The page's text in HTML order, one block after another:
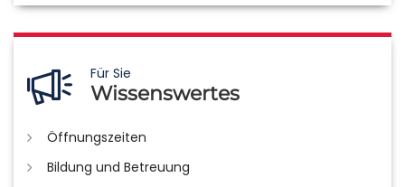
Für Sie
Wissenswertes
Öffnungszeiten
Bildung und Betreuung